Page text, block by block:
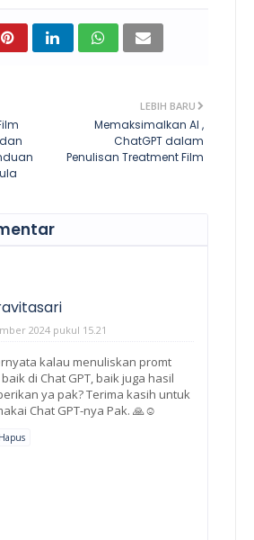
LEBIH BARU
Memaksimalkan AI ,
ChatGPT dalam
Penulisan Treatment Film
2024 pukul 15.21
kalau menuliskan promt
di Chat GPT, baik juga hasil
ya pak? Terima kasih untuk
Chat GPT-nya Pak. 🙏☺️
Hapus